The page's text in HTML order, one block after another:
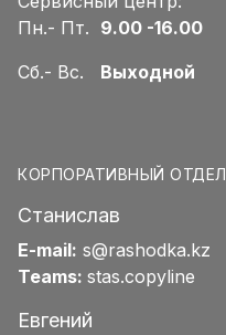
Пн.- Пт. 9.00 -16.00
Сб.- Вс. Выходной
КОРПОРАТИВНЫЙ ОТДЕЛ
Станислав
E-mail: s@rashodka.kz
Teams: stas.copyline
Евгений